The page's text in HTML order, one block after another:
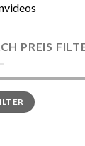
PREIS